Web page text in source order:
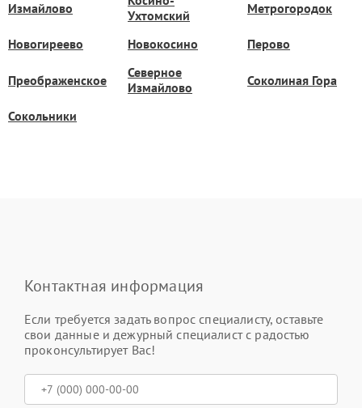
Измайлово
Ухтомский
Метрогородок
Новогиреево Новокосино Перово
Преображенское
Северное
Измайлово
Соколиная Гора
Сокольники
Контактная информация
Если требуется задать вопрос специалисту, оставьте
свои данные и дежурный специалист с радостью
проконсультирует Вас!